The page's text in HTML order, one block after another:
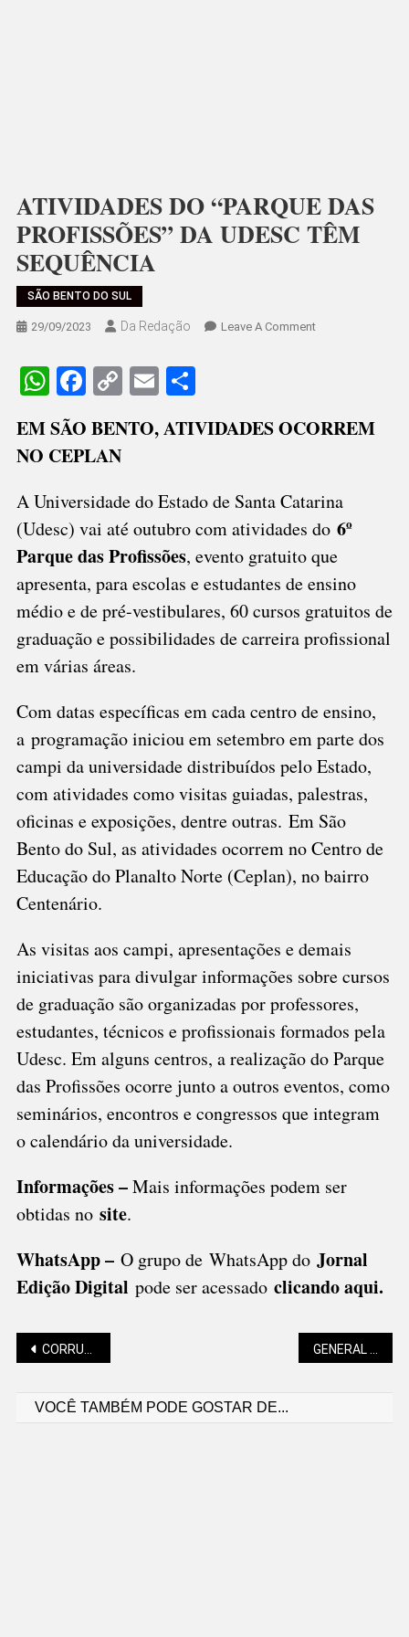
ATIVIDADES DO “PARQUE DAS
PROFISSÕES” DA UDESC TÊM
SEQUÊNCIA
SÃO BENTO DO SUL
29/09/2023 Da Redação Leave A CommentOn
PROFISSÕES”
TÊM
WhatsApp
Facebook
CopyEmail
EM SÃO BENTO, ATIVIDADES OCORREM
NO CEPLAN
A Universidade do Estado de Santa Catarina
(Udesc) vai até outubro com atividades do 6º
Parque das Profissões, evento gratuito que
apresenta, para escolas e estudantes de ensino
médio e de pré-vestibulares, 60 cursos gratuitos de
graduação e possibilidades de carreira profissional
em várias áreas.
Com datas específicas em cada centro de ensino,
a programação iniciou em setembro em parte dos
campi da universidade distribuídos pelo Estado,
com atividades como visitas guiadas, palestras,
oficinas e exposições, dentre outras. Em São
Bento do Sul, as atividades ocorrem no Centro de
Educação do Planalto Norte (Ceplan), no bairro
Centenário.
As visitas aos campi, apresentações e demais
iniciativas para divulgar informações sobre cursos
de graduação são organizadas por professores,
estudantes, técnicos e profissionais formados pela
Udesc. Em alguns centros, a realização do Parque
das Profissões ocorre junto a outros eventos, como
seminários, encontros e congressos que integram
o calendário da universidade.
Informações –Mais informações podem ser
obtidas no site.
WhatsApp – O grupo de WhatsApp do Jornal
Edição Digital pode ser acessado clicando aqui.
Navegação
CORRUPÇÃO EM SC: SAEM PRIMEIRAS CONDENAÇÕES DA OPERAÇÃO “MENSAGEIRO” GENERAL É ALVO DA POLÍCIA FEDERAL
VOCÊ TAMBÉM PODE GOSTAR DE...